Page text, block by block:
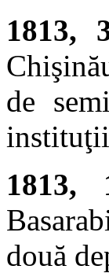
1813,
de
1813,
două